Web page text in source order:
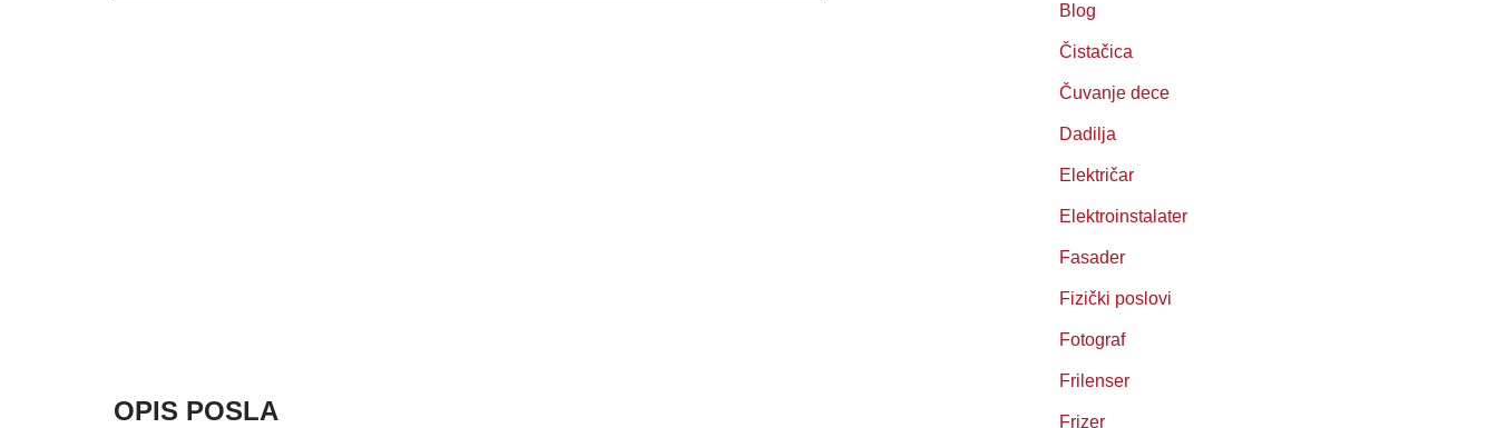
OPIS POSLA
Blog
Čistačica
Čuvanje dece
Dadilja
Električar
Elektroinstalater
Fasader
Fizički poslovi
Fotograf
Frilenser
Frizer